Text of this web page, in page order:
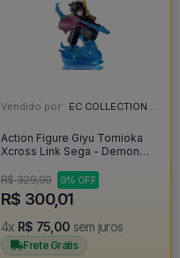
Vendido por: EC COLLECTION - SP
Action Figure Giyu Tomioka
Xcross Link Sega - Demon
R$ 329,90
9% OFF
R$ 300,01
4x R$ 75,00 sem juros
Frete Grátis